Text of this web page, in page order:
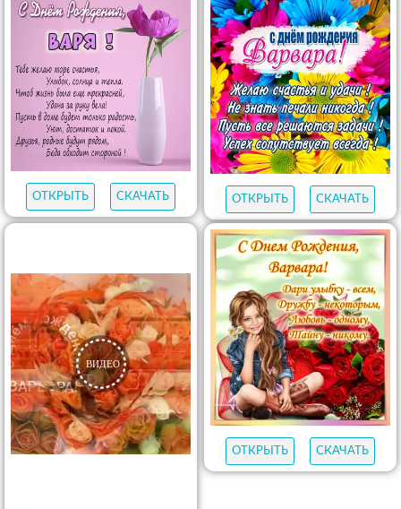
ОТКРЫТЬ СКАЧАТЬ ОТКРЫТЬ СКАЧАТЬ
ОТКРЫТЬ СКАЧАТЬ